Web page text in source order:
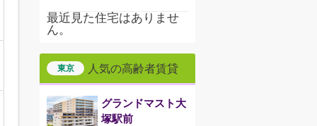
最近見た住宅はありませ
ん。
東京 人気の高齢者賃貸
グランドマスト大
塚駅前